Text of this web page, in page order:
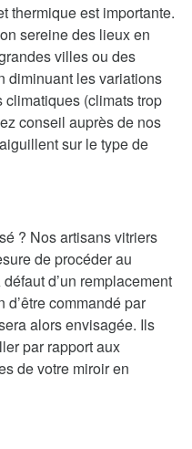
thermique est importante.
sereine des lieux en
villes ou des
diminuant les variations
(climats trop
conseil auprès de nos
sur le type de
? Nos artisans vitriers
de procéder au
d’un remplacement
commandé par
alors envisagée. Ils
par rapport aux
de votre miroir en